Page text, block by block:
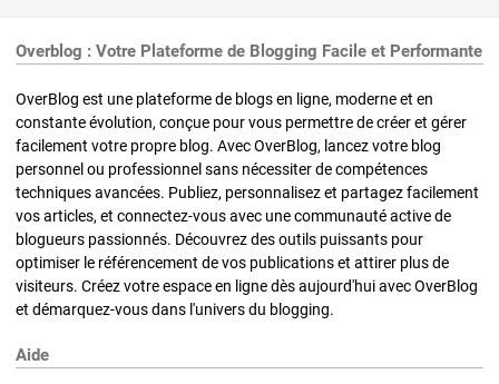
Overblog : Votre Plateforme de Blogging Facile et Performante
OverBlog est une plateforme de blogs en ligne, moderne et en
constante évolution, conçue pour vous permettre de créer et gérer
facilement votre propre blog. Avec OverBlog, lancez votre blog
personnel ou professionnel sans nécessiter de compétences
techniques avancées. Publiez, personnalisez et partagez facilement
vos articles, et connectez-vous avec une communauté active de
blogueurs passionnés. Découvrez des outils puissants pour
optimiser le référencement de vos publications et attirer plus de
visiteurs. Créez votre espace en ligne dès aujourd'hui avec OverBlog
et démarquez-vous dans l'univers du blogging.
Aide